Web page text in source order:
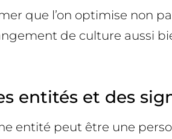
que l’on optimise non
de culture aussi
entités et des
entité peut être une